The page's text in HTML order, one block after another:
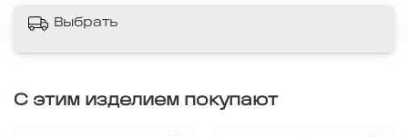
Выбрать
С этим изделием покупают